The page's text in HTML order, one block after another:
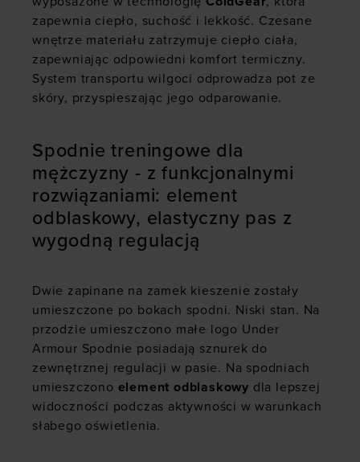
zapewnia ciepło, suchość i lekkość. Czesane
wnętrze materiału zatrzymuje ciepło ciała,
zapewniając odpowiedni komfort termiczny.
System transportu wilgoci odprowadza pot ze
skóry, przyspieszając jego odparowanie.
Spodnie treningowe dla
mężczyzny - z funkcjonalnymi
rozwiązaniami: element
odblaskowy, elastyczny pas z
wygodną regulacją
Dwie zapinane na zamek kieszenie zostały
umieszczone po bokach spodni. Niski stan. Na
przodzie umieszczono małe logo Under
Armour Spodnie posiadają sznurek do
zewnętrznej regulacji w pasie. Na spodniach
umieszczono element odblaskowy dla lepszej
widoczności podczas aktywności w warunkach
słabego oświetlenia.